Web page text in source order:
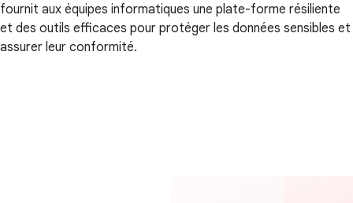
fournit aux équipes informatiques une plate-forme résiliente
et des outils efficaces pour protéger les données sensibles et
assurer leur conformité.